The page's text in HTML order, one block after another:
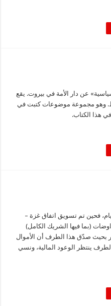
عن دار الأمة في بيروت. يقع
الوسط. وهو مجموعة موضوعات كتبت في
هذا الكتاب.
فحين تم تسويق اتفاق غزة –
(بما فيها الشريك الكامل)
بحيث صدّق هذا الطرف أن الأموال
ينتظر الوعود المالية، ونسي